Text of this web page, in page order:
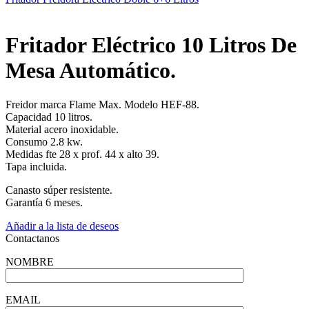
Fritador Eléctrico 10 Litros De
Mesa Automático.
Freidor marca Flame Max. Modelo HEF-88.
Capacidad 10 litros.
Material acero inoxidable.
Consumo 2.8 kw.
Medidas fte 28 x prof. 44 x alto 39.
Tapa incluida.
Canasto súper resistente.
Garantía 6 meses.
Añadir a la lista de deseos
Contactanos
NOMBRE
EMAIL